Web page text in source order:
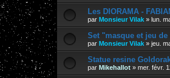
Les DIORAMA -
par Monsieur Vilak » lun.
Set "masque et jeu de
par Monsieur Vilak » jeu.
Statue resine
par Mikehallot » mer. févr.